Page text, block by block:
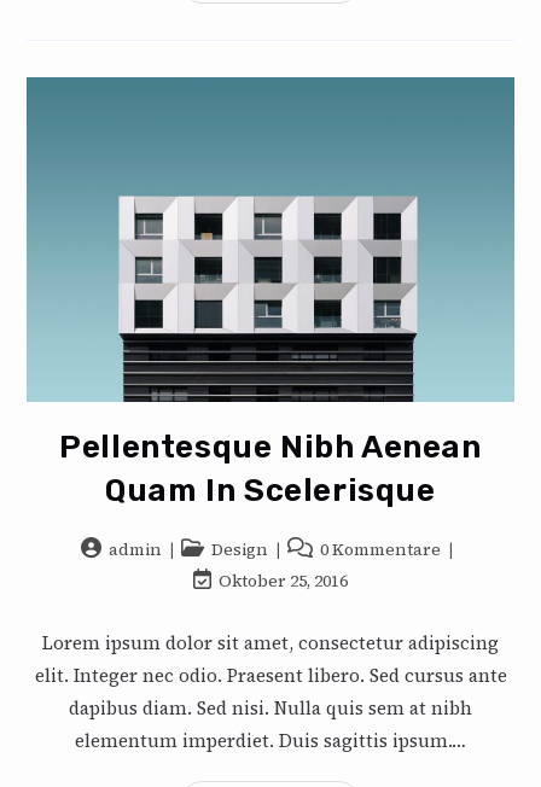
Pellentesque Nibh Aenean
Quam In Scelerisque
Beitrags-
admin
Beitrags-
Kategorie:
Design
Beitrags-
Kommentare:
0 Kommentare
Beitrag
geändert
am:
Oktober 25, 2016
Lorem ipsum dolor sit amet, consectetur adipiscing
elit. Integer nec odio. Praesent libero. Sed cursus ante
dapibus diam. Sed nisi. Nulla quis sem at nibh
elementum imperdiet. Duis sagittis ipsum.…